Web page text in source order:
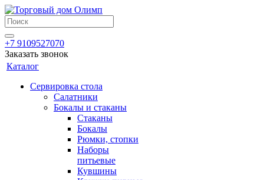
+7 9109527070
Заказать звонок
Каталог
Сервировка стола
Салатники
Бокалы и стаканы
Стаканы
Бокалы
Рюмки, стопки
Наборы
питьевые
Кувшины